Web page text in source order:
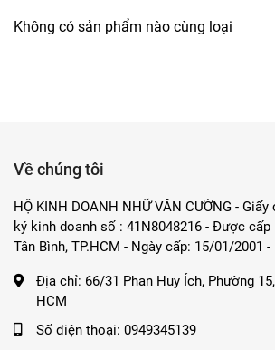
Không có sản phẩm nào cùng loại
Về chúng tôi
HỘ KINH DOANH NHỮ VĂN CƯỜNG -
ký kinh doanh số : 41N8048216 - Được cấp
Tân Bình, TP.HCM - Ngày cấp: 15/01/2001
Địa chỉ: 66/31 Phan Huy Ích, Phường
HCM
Số điện thoại: 0949345139